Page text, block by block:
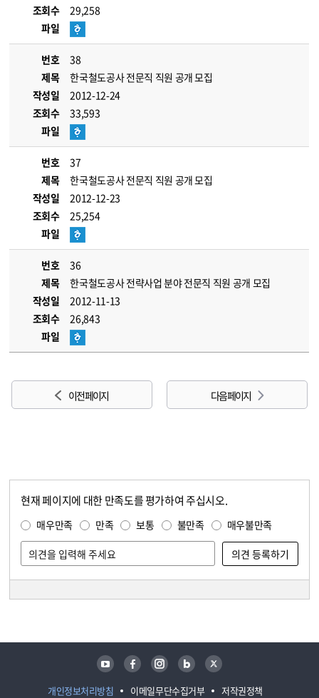
조회수
29,258
파일
번호
38
제목
한국철도공사 전문직 직원 공개 모집
작성일
2012-12-24
조회수
33,593
파일
번호
37
제목
한국철도공사 전문직 직원 공개 모집
작성일
2012-12-23
조회수
25,254
파일
번호
36
제목
한국철도공사 전략사업 분야 전문직 직원 공개 모집
작성일
2012-11-13
조회수
26,843
파일
이전 페이지 다음 페이지
현재 페이지에 대한 만족도를 평가하여 주십시오.
매우만족 만족 보통 불만족 매우불만족
개인정보처리방침 이메일무단수집거부 저작권정책
유튜브 페이스북 인스타그램 블로그 트위터